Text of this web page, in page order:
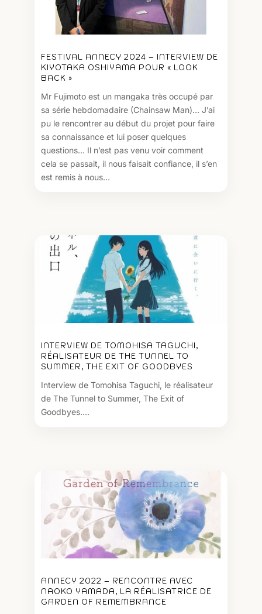
FESTIVAL ANNECY 2024 – INTERVIEW DE
KIYOTAKA OSHIYAMA POUR « LOOK
BACK »
Mr Fujimoto est un mangaka très occupé par
sa série hebdomadaire (Chainsaw Man)… J’ai
pu le rencontrer au début du projet pour faire
sa connaissance et lui poser quelques
questions… Il n’est pas venu voir comment
cela se passait, il nous faisait confiance, il s’en
est remis à nous…
INTERVIEW DE TOMOHISA TAGUCHI,
RÉALISATEUR DE THE TUNNEL TO
SUMMER, THE EXIT OF GOODBYES
Interview de Tomohisa Taguchi, le réalisateur
de The Tunnel to Summer, The Exit of
Goodbyes....
ANNECY 2022 – RENCONTRE AVEC
NAOKO YAMADA, LA RÉALISATRICE DE
GARDEN OF REMEMBRANCE